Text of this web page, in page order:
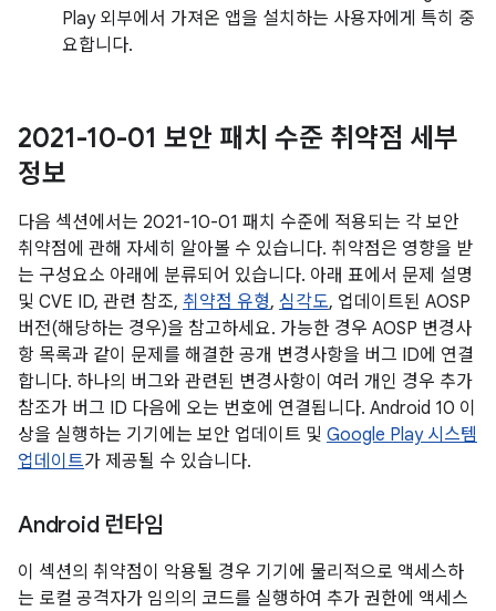
Play 외부에서 가져온 앱을 설치하는 사용자에게 특히 중
요합니다.
2021-10-01 보안 패치 수준 취약점 세부
정보
다음 섹션에서는 2021-10-01 패치 수준에 적용되는 각 보안
취약점에 관해 자세히 알아볼 수 있습니다. 취약점은 영향을 받
는 구성요소 아래에 분류되어 있습니다. 아래 표에서 문제 설명
및 CVE ID, 관련 참조, 취약점 유형, 심각도, 업데이트된 AOSP
버전(해당하는 경우)을 참고하세요. 가능한 경우 AOSP 변경사
항 목록과 같이 문제를 해결한 공개 변경사항을 버그 ID에 연결
합니다. 하나의 버그와 관련된 변경사항이 여러 개인 경우 추가
참조가 버그 ID 다음에 오는 번호에 연결됩니다. Android 10 이
상을 실행하는 기기에는 보안 업데이트 및 Google Play 시스템
업데이트가 제공될 수 있습니다.
Android 런타임
이 섹션의 취약점이 악용될 경우 기기에 물리적으로 액세스하
는 로컬 공격자가 임의의 코드를 실행하여 추가 권한에 액세스